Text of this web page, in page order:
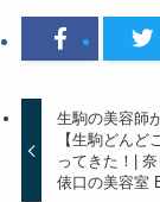
生駒の美容師
【生駒どんど
ってきた！|
俵口の美容室